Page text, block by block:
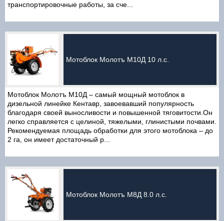
транспортировочные работы, за сче...
Мотоблок Молотъ М10Д 10 л.с.
Мотоблок Молотъ М10Д – самый мощный мотоблок в
дизельной линейке Кентавр, завоевавший популярность
благодаря своей выносливости и повышенной тяговитости.Он
легко справляется с целиной, тяжелыми, глинистыми почвами.
Рекомендуемая площадь обработки для этого мотоблока – до
2 га, он имеет достаточный р...
Мотоблок Молотъ М8Д 8.0 л.с.